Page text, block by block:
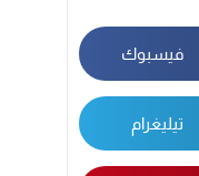
فيسبوك
تيليغرام